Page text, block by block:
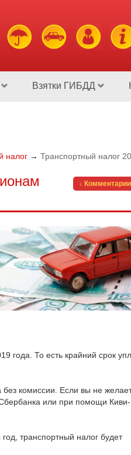
Взятки ГИБДД
налог → Транспортный налог
↓
года. То есть крайний срок
комиссии. Если вы не
Сбербанка или при помощи Киви-
транспортный налог будет